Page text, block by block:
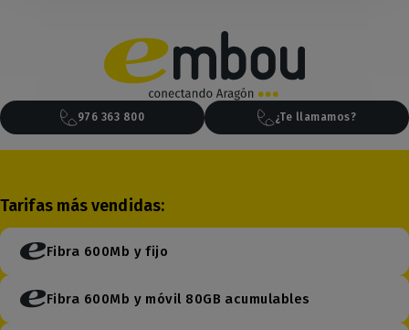
976 363 800 ¿Te llamamos?
Tarifas más vendidas:
Fibra 600Mb y fijo
Fibra 600Mb y móvil 80GB acumulables